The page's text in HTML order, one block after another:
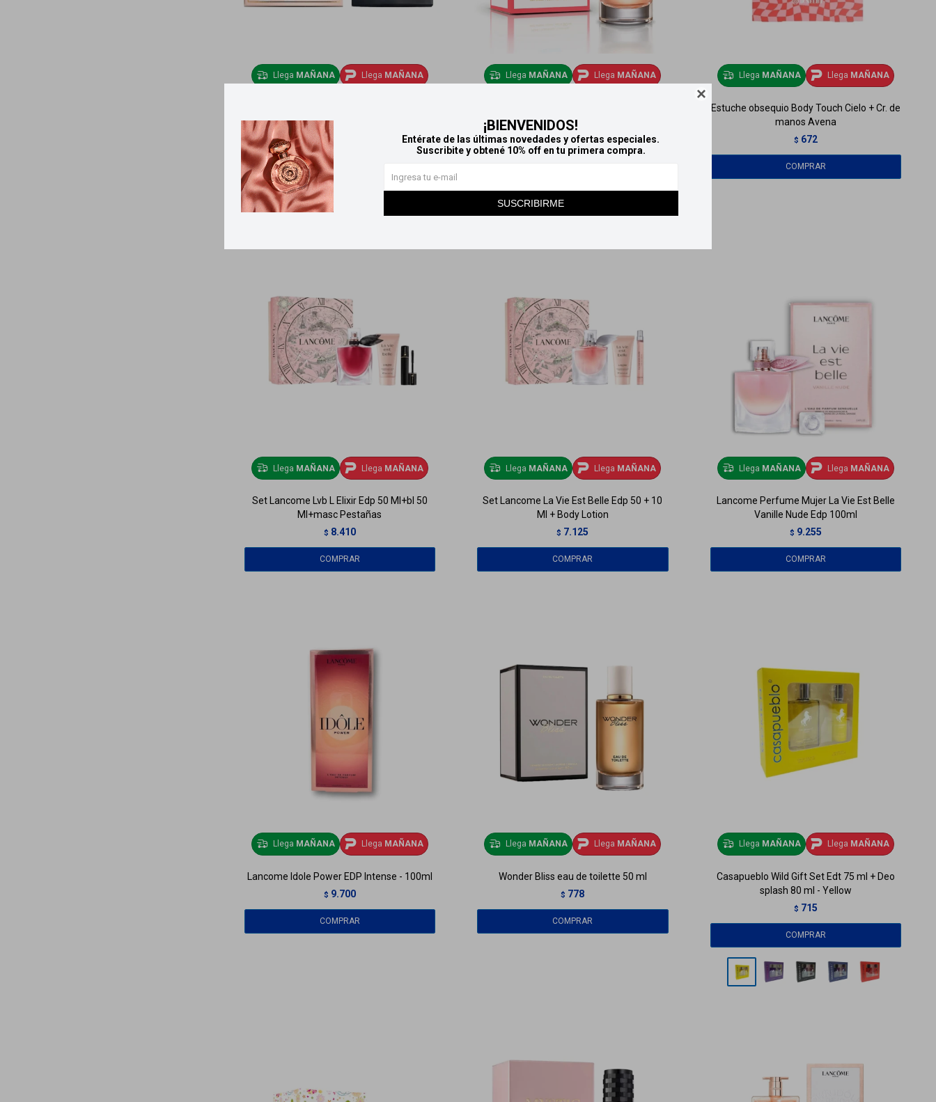

¡BIENVENIDOS!
Entérate de las últimas novedades y ofertas especiales.
Suscribite y obtené 10% off en tu primera compra.
SUSCRIBIRME
Llega MAÑANA Llega MAÑANA
$
Llega MAÑANA Llega MAÑANA
$ 778
Llega MAÑANA Llega MAÑANA
Estuche obsequio Body Touch Cielo + Cr. de
manos Avena
$ 672
Llega MAÑANA Llega MAÑANA
Set Lancome Lvb L Elixir Edp 50 Ml+bl 50
Ml+masc Pestañas
$ 8.410
Llega MAÑANA Llega MAÑANA
Set Lancome La Vie Est Belle Edp 50 + 10
Ml + Body Lotion
$ 7.125
Llega MAÑANA Llega MAÑANA
Lancome Perfume Mujer La Vie Est Belle
Vanille Nude Edp 100ml
$ 9.255
Llega MAÑANA Llega MAÑANA
Lancome Idole Power EDP Intense - 100ml
$ 9.700
Llega MAÑANA Llega MAÑANA
Wonder Bliss eau de toilette 50 ml
$ 778
Llega MAÑANA Llega MAÑANA
Casapueblo Wild Gift Set Edt 75 ml + Deo
splash 80 ml - Yellow
$ 715